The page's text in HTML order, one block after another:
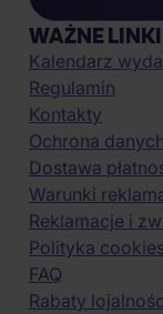
WAŻNE LINKI
Kalendarz
Regulamin
Kontakty
Ochrona
Dostawa
Warunki
Reklamacje i
Polityka cookies
FAQ
Rabaty